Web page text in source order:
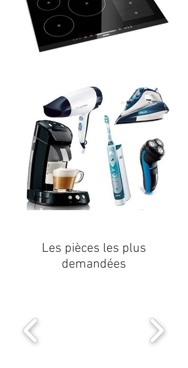
Les pièces les plus
demandées